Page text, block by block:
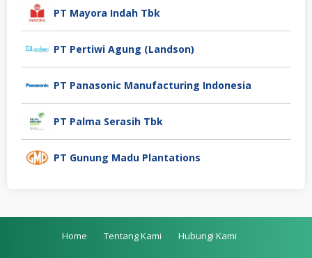
PT Mayora Indah Tbk
PT Pertiwi Agung (Landson)
PT Panasonic Manufacturing Indonesia
PT Palma Serasih Tbk
PT Gunung Madu Plantations
Home Tentang Kami Hubungi Kami